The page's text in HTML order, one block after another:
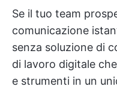
Se il tuo team
comunicazione
senza soluzione di
di lavoro digitale
e strumenti in un